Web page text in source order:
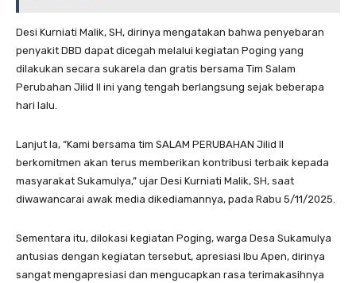
Desi Kurniati Malik, SH, dirinya mengatakan bahwa penyebaran
penyakit DBD dapat dicegah melalui kegiatan Poging yang
dilakukan secara sukarela dan gratis bersama Tim Salam
Perubahan Jilid II ini yang tengah berlangsung sejak beberapa
hari lalu.
Lanjut Ia, “Kami bersama tim SALAM PERUBAHAN Jilid II
berkomitmen akan terus memberikan kontribusi terbaik kepada
masyarakat Sukamulya,” ujar Desi Kurniati Malik, SH, saat
diwawancarai awak media dikediamannya, pada Rabu 5/11/2025.
Sementara itu, dilokasi kegiatan Poging, warga Desa Sukamulya
antusias dengan kegiatan tersebut, apresiasi Ibu Apen, dirinya
sangat mengapresiasi dan mengucapkan rasa terimakasihnya